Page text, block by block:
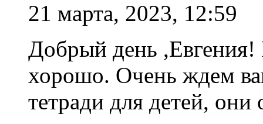
21 марта, 2023, 12:59
Добрый день ,Евгения!
хорошо. Очень ждем
тетради для детей,